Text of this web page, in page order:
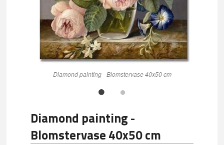
Diamond painting - Blomstervase 40x50 cm
Diamond painting -
Blomstervase 40x50 cm